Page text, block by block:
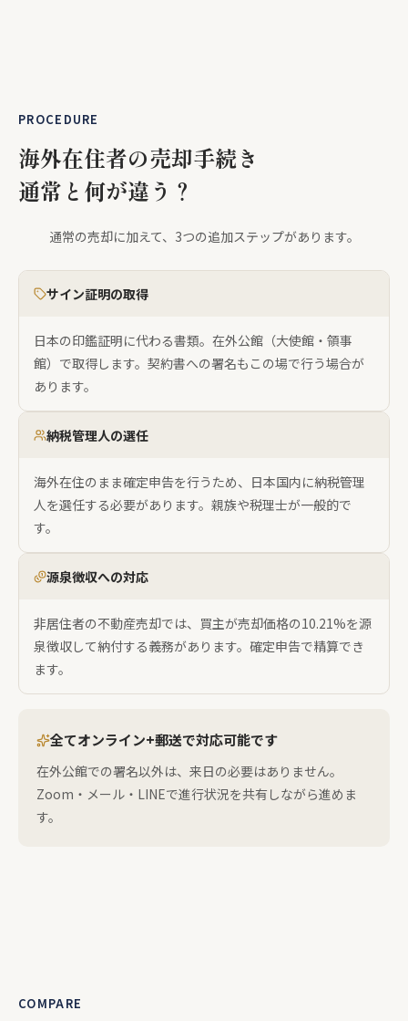
PROCEDURE
海外在住者の売却手続き
通常と何が違う？
通常の売却に加えて、3つの追加ステップがあります。
サイン証明の取得
日本の印鑑証明に代わる書類。在外公館（大使館・領事
館）で取得します。契約書への署名もこの場で行う場合が
あります。
納税管理人の選任
海外在住のまま確定申告を行うため、日本国内に納税管理
人を選任する必要があります。親族や税理士が一般的で
す。
源泉徴収への対応
非居住者の不動産売却では、買主が売却価格の10.21%を源
泉徴収して納付する義務があります。確定申告で精算でき
ます。
全てオンライン+郵送で対応可能です
在外公館での署名以外は、来日の必要はありません。
Zoom・メール・LINEで進行状況を共有しながら進めま
す。
COMPARE